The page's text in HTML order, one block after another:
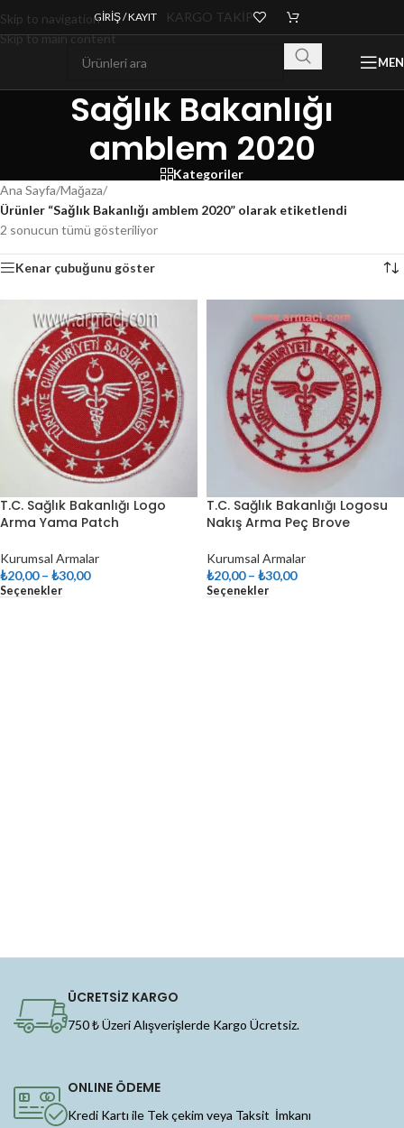
Skip to navigation
Skip to main content
GIRIŞ / KAYIT KARGO TAKİP
Sağlık Bakanlığı
amblem 2020
Kategoriler
Ana Sayfa/Mağaza/
Ürünler “Sağlık Bakanlığı amblem 2020” olarak etiketlendi
2 sonucun tümü gösteriliyor
Kenar çubuğunu göster
T.C. Sağlık Bakanlığı Logo
Arma Yama Patch
Kurumsal Armalar
₺20,00 – ₺30,00
Seçenekler
T.C. Sağlık Bakanlığı Logosu
Nakış Arma Peç Brove
Kurumsal Armalar
₺20,00 – ₺30,00
Seçenekler
ÜCRETSİZ KARGO
750 ₺ Üzeri Alışverişlerde Kargo Ücretsiz.
ONLINE ÖDEME
Kredi Kartı ile Tek çekim veya Taksit İmkanı